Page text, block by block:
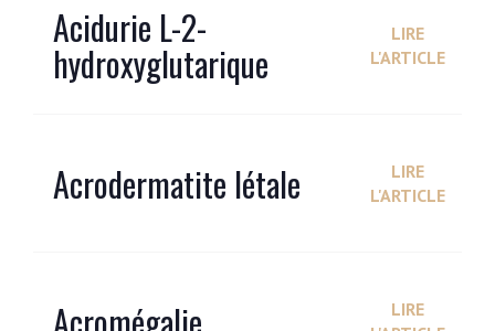
Acidurie L-2-
hydroxyglutarique
LIRE
L'ARTICLE
Acrodermatite létale
LIRE
L'ARTICLE
Acromégalie
LIRE